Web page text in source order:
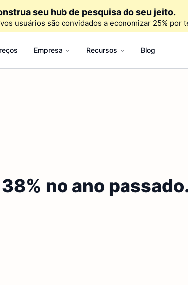
seu hub de pesquisa do seu jeito.
usuários são convidados a economizar 25% por
Empresa Recursos Blog
no ano